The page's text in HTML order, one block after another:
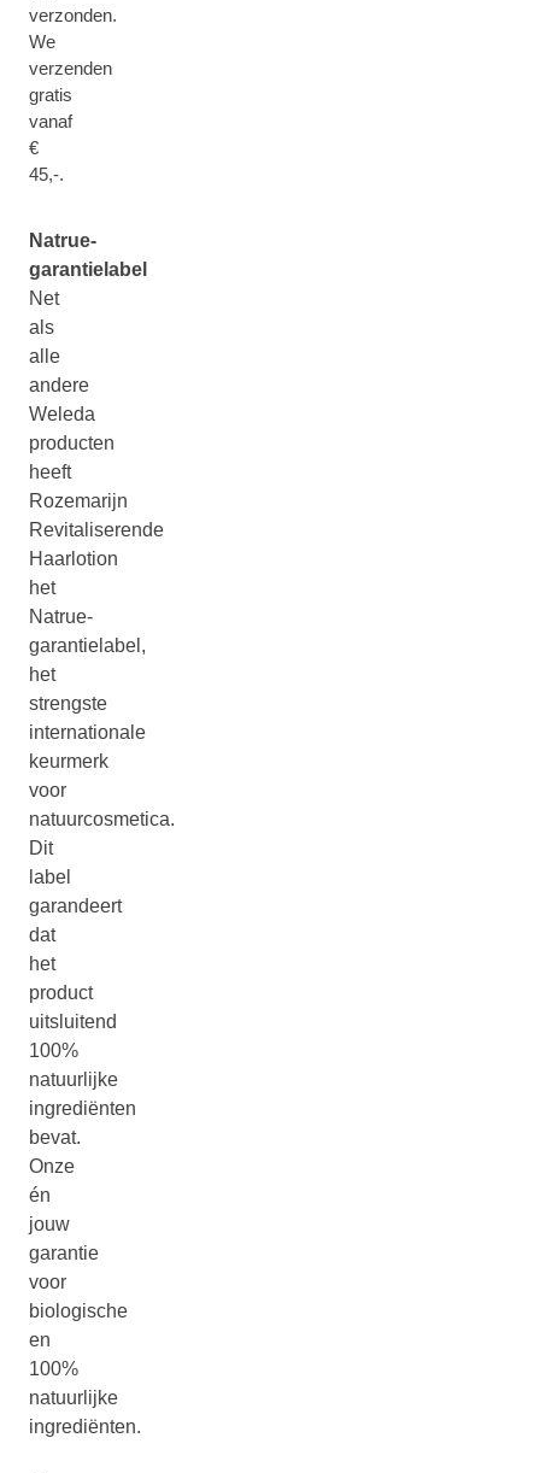
verzonden.
We
verzenden
gratis
vanaf
€
45,-.
Natrue-
garantielabel
Net
als
alle
andere
Weleda
producten
heeft
Rozemarijn
Revitaliserende
Haarlotion
het
Natrue-
garantielabel,
het
strengste
internationale
keurmerk
voor
natuurcosmetica.
Dit
label
garandeert
dat
het
product
uitsluitend
100%
natuurlijke
ingrediënten
bevat.
Onze
én
jouw
garantie
voor
biologische
en
100%
natuurlijke
ingrediënten.